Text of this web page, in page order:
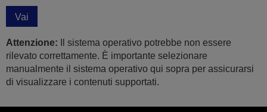
Vai
Attenzione: Il sistema operativo potrebbe non essere
rilevato correttamente. È importante selezionare
manualmente il sistema operativo qui sopra per assicurarsi
di visualizzare i contenuti supportati.